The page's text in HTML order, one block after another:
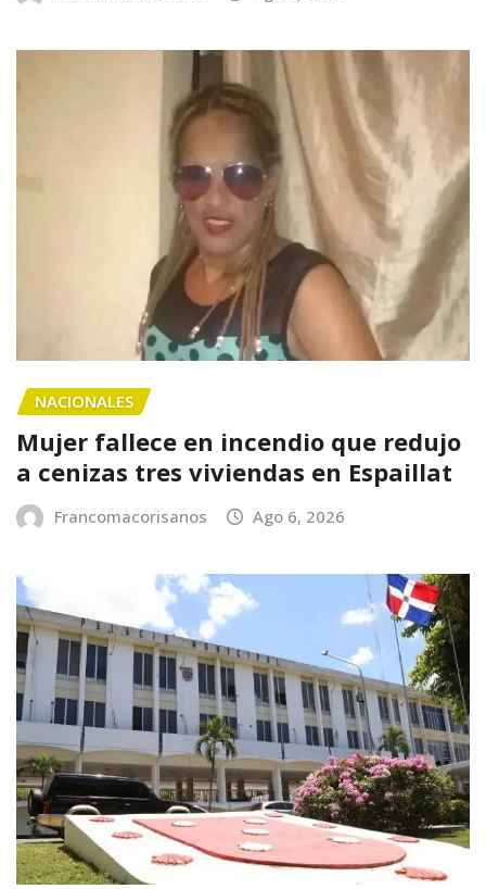
NACIONALES
Mujer fallece en incendio que redujo
a cenizas tres viviendas en Espaillat
Francomacorisanos Ago 6, 2026